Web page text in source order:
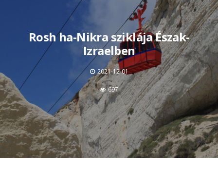
Rosh ha-Nikra sziklája Észak-
Izraelben
2021-12-01
697